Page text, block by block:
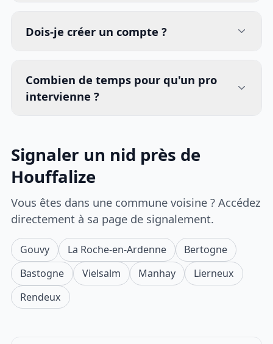
Dois-je créer un compte ?
Combien de temps pour qu'un pro
intervienne ?
Signaler un nid près de
Houffalize
Vous êtes dans une commune voisine ? Accédez
directement à sa page de signalement.
Gouvy La Roche-en-Ardenne
Bertogne
Bastogne
Vielsalm Manhay
Lierneux
Rendeux